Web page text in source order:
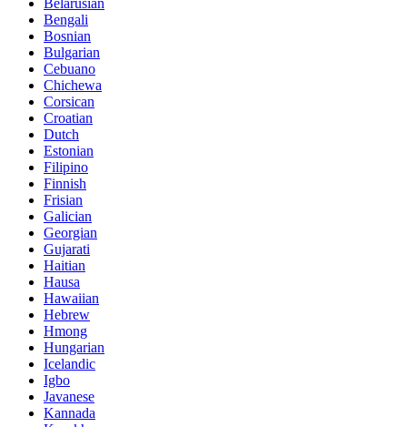
Bengali
Bosnian
Bulgarian
Cebuano
Chichewa
Corsican
Croatian
Dutch
Estonian
Filipino
Finnish
Frisian
Galician
Georgian
Gujarati
Haitian
Hausa
Hawaiian
Hebrew
Hmong
Hungarian
Icelandic
Igbo
Javanese
Kannada